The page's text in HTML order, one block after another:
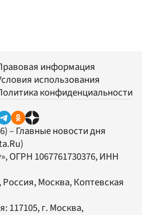
информация
использования
конфиденциальности
– Главные новости дня
, ОГРН 1067761730376, ИНН
Россия, Москва, Коптевская
117105, г. Москва,